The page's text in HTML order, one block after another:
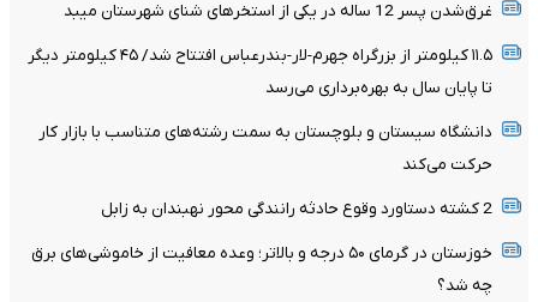
غرق‌شدن پسر 12 ساله در یکی از استخرهای شنای شهرستان میبد
۱۱.۵ کیلومتر از بزرگراه جهرم-لار-بندرعباس افتتاح شد/ ۴۵ کیلومتر دیگر
تا پایان سال به بهره‌برداری می‌رسد
دانشگاه سیستان و بلوچستان به سمت رشته‌های متناسب با بازار کار
حرکت می‌کند
2 کشته دستاورد وقوع حادثه رانندگی محور نهبندان به زابل
خوزستان در گرمای ۵۰ درجه و بالاتر؛ وعده معافیت از خاموشی‌های برق
چه شد؟